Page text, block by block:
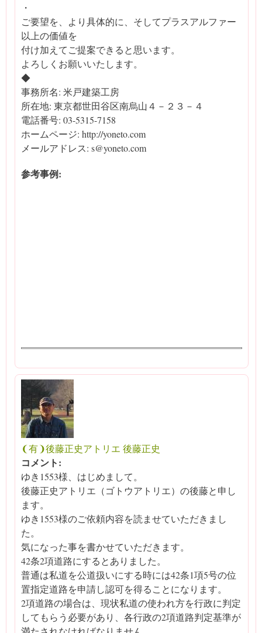
・
ご要望を、より具体的に、そしてプラスアルファー
以上の価値を
付け加えてご提案できると思います。
よろしくお願いいたします。
◆
事務所名: 米戸建築工房
所在地: 東京都世田谷区南烏山４－２３－４
電話番号: 03-5315-7158
ホームページ: http://yoneto.com
メールアドレス: s@yoneto.com
参考事例:
❨有❩後藤正史アトリエ 後藤正史
コメント:
ゆき1553様、はじめまして。
後藤正史アトリエ（ゴトウアトリエ）の後藤と申し
ます。
ゆき1553様のご依頼内容を読ませていただきまし
た。
気になった事を書かせていただきます。
42条2項道路にするとありました。
普通は私道を公道扱いにする時には42条1項5号の位
置指定道路を申請し認可を得ることになります。
2項道路の場合は、現状私道の使われ方を行政に判定
してもらう必要があり、各行政の2項道路判定基準が